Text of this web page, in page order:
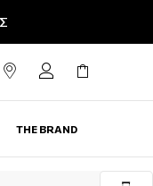
THE BRAND